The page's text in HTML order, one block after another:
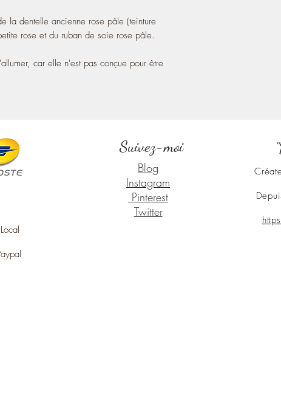
la dentelle ancienne rose pâle (teinture
rose et du ruban de soie rose pâle.
car elle n'est pas conçue pour être
Suivez-moi
Blog
Instagram
Pinterest
Twitter